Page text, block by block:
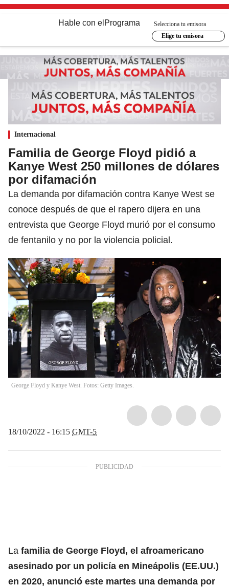
Hable con el Programa
Selecciona tu emisora
Elige tu emisora
Internacional
Familia de George Floyd pidió a
Kanye West 250 millones de dólares
por difamación
La demanda por difamación contra Kanye West se
conoce después de que el rapero dijera en una
entrevista que George Floyd murió por el consumo
de fentanilo y no por la violencia policial.
George Floyd y Kanye West. Fotos: Getty Images.
18/10/2022 - 16:15 GMT-5
La familia de George Floyd, el afroamericano
asesinado por un policía en Mineápolis (EE.UU.)
en 2020, anunció este martes una demanda por